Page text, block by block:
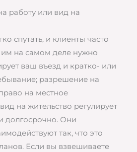
работу или вид на
спутать, и клиенты часто
им на самом деле нужно
ваш въезд и кратко- или
разрешение на
на местное
на жительство регулирует
долгосрочно. Они
так, что это
Если вы взвешиваете